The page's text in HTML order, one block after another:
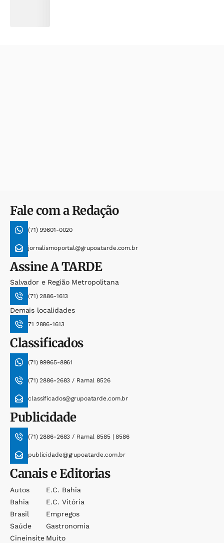
Fale com a Redação
(71) 99601-0020
jornalismoportal@grupoatarde.com.br
AssineA TARDE
Salvador e Região Metropolitana
(71) 2886-1613
Demais localidades
71 2886-1613
Classificados
(71) 99965-8961
(71) 2886-2683 / Ramal 8526
classificados@grupoatarde.com.br
Publicidade
(71) 2886-2683 / Ramal 8585 | 8586
publicidade@grupoatarde.com.br
Canais e Editorias
Autos
Bahia
Brasil
Saúde
Cineinsite
E.c. Bahia
E.c. Vitória
Empregos
Gastronomia
Muito